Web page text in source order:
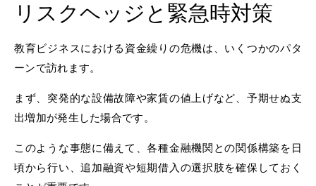
リスクヘッジと緊急時対策
教育ビジネスにおける資金繰りの危機は、いくつかのパタ
ーンで訪れます。
まず、突発的な設備故障や家賃の値上げなど、予期せぬ支
出増加が発生した場合です。
このような事態に備えて、各種金融機関との関係構築を日
頃から行い、追加融資や短期借入の選択肢を確保しておく